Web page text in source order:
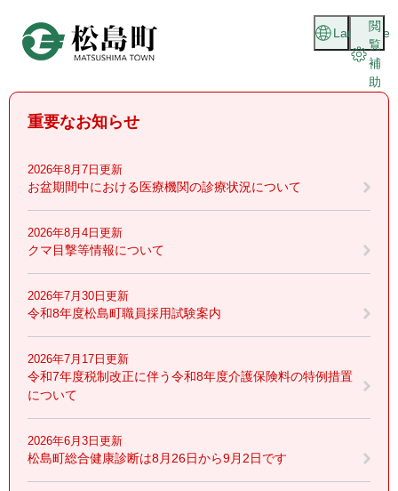
頭
閲
覧
補
助
Language
重要なお知らせ
2026年8月7日更新
お盆期間中における医療機関の診療状況について
2026年8月4日更新
クマ目撃等情報について
2026年7月30日更新
令和8年度松島町職員採用試験案内
2026年7月17日更新
令和7年度税制改正に伴う令和8年度介護保険料の特例措置
について
2026年6月3日更新
松島町総合健康診断は8月26日から9月2日です